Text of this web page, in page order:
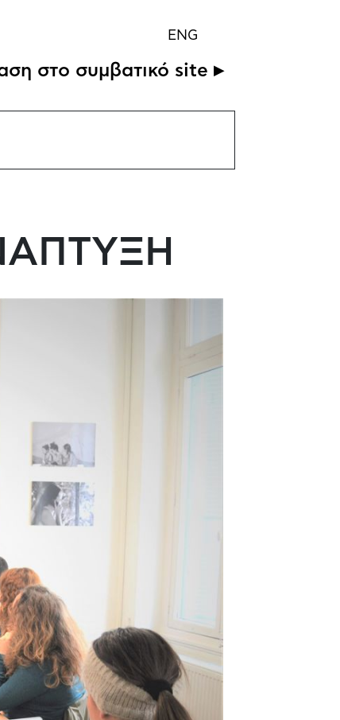
ENG
στο συμβατικό site ▸